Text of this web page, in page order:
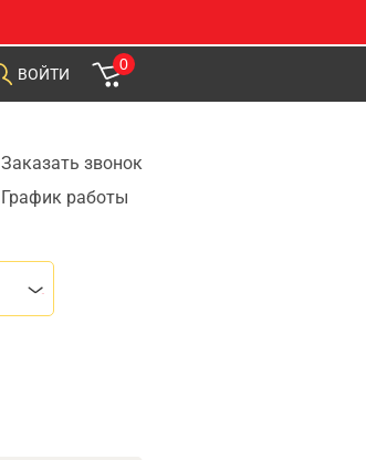
ВОЙТИ
0
Заказать звонок
График работы